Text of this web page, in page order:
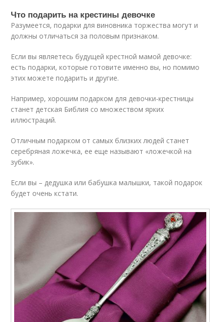
Что подарить на крестины девочке
Разумеется, подарки для виновника торжества могут и
должны отличаться за половым признаком.
Если вы являетесь будущей крестной мамой девочке:
есть подарки, которые готовите именно вы, но помимо
этих можете подарить и другие.
Например, хорошим подарком для девочки-крестницы
станет детская Библия со множеством ярких
иллюстраций.
Отличным подарком от самых близких людей станет
серебряная ложечка, ее еще называют «ложечкой на
зубик».
Если вы – дедушка или бабушка малышки, такой подарок
будет очень кстати.